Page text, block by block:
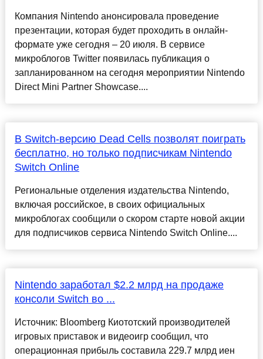
Компания Nintendo анонсировала проведение
презентации, которая будет проходить в онлайн-
формате уже сегодня – 20 июля. В сервисе
микроблогов Twitter появилась публикация о
запланированном на сегодня мероприятии Nintendo
Direct Mini Partner Showcase....
В Switch-версию Dead Cells позволят поиграть
бесплатно, но только подписчикам Nintendo
Switch Online
Региональные отделения издательства Nintendo,
включая российское, в своих официальных
микроблогах сообщили о скором старте новой акции
для подписчиков сервиса Nintendo Switch Online....
Nintendo заработал $2.2 млрд на продаже
консоли Switch во ...
Источник: Bloomberg Киототский производителей
игровых приставок и видеоигр сообщил, что
операционная прибыль составила 229.7 млрд иен